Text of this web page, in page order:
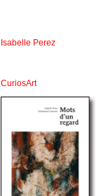
Isabelle Perez
CuriosArt